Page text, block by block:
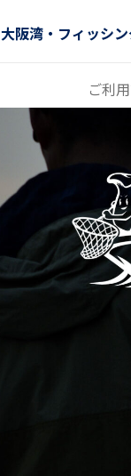
大阪湾・フィッシ
ご利